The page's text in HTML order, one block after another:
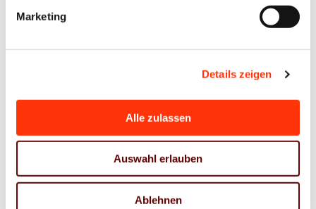
Marketing
Details zeigen
Alle zulassen
Auswahl erlauben
Ablehnen
Leon Lemcke von Boxsys zum Thema „Boxsys,
entwickelte, vollumfängliche Web2Pack und
Web2POS Shoplösung“, sowie
Markus Morawe und Stephan Uder von der
Tessutura GmbH, die über das Thema „Vom
Turnschuhworkflow zu automatisierten
Prozessen“ sprachen.
Vom Metaverse, Onlineprint-Marktplätzen und